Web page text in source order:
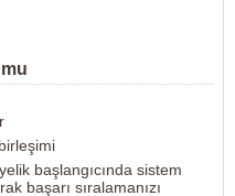
başlangıcında sistem
başarı sıralamanızı